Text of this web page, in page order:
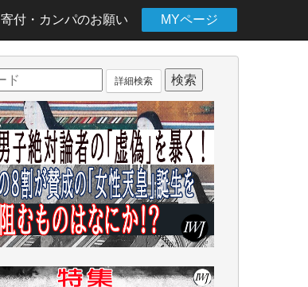
寄付・カンパのお願い MYページ
詳細検索